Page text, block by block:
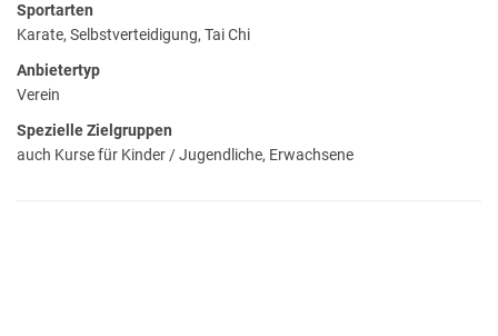
Sportarten
Karate, Selbstverteidigung, Tai Chi
Anbietertyp
Verein
Spezielle Zielgruppen
auch Kurse für Kinder / Jugendliche, Erwachsene